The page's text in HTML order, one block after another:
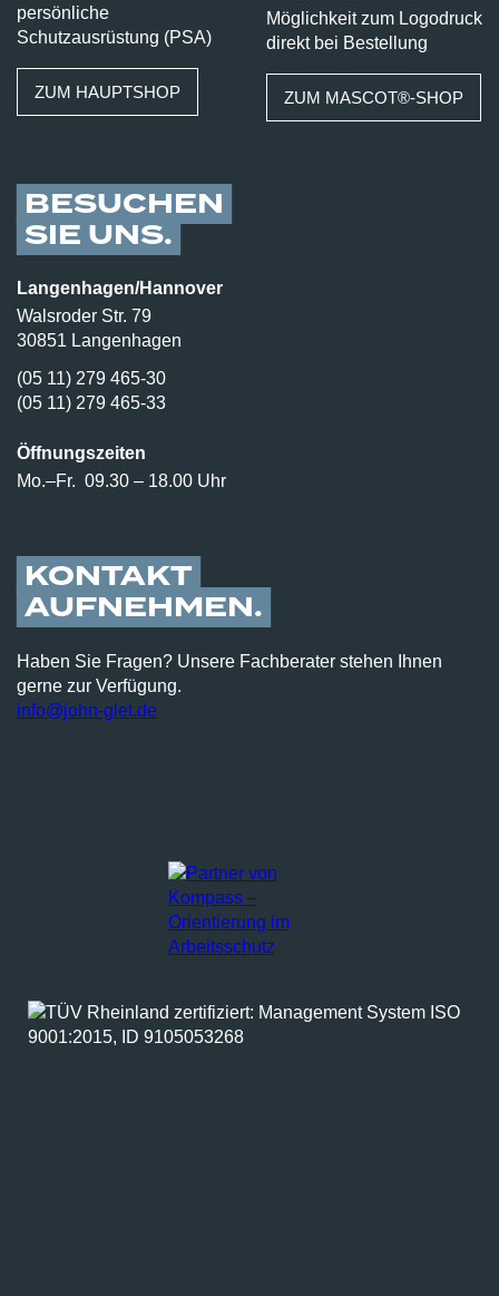
persönliche
Schutzausrüstung (PSA)
ZUM HAUPTSHOP
Möglichkeit zum Logodruck
direkt bei Bestellung
ZUM MASCOT®-SHOP
BESUCHEN
SIE UNS
Langenhagen/​Hannover
Walsroder Str. 79
30851 Langenhagen
(05 11) 279 465-30
(05 11) 279 465-33
Öffnungszeiten
Mo.–Fr. 09.30 – 18.00 Uhr
KONTAKT
AUFNEHMEN
Haben Sie Fragen? Unsere Fachberater stehen Ihnen
gerne zur Verfügung.
info@john-glet.de